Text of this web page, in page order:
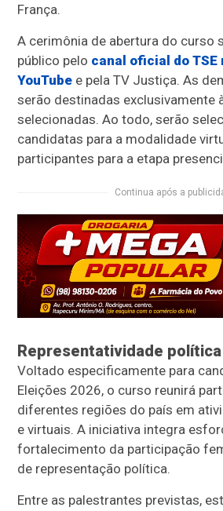
França.
A cerimônia de abertura do curso
público pelo canal oficial do TSE
YouTube e pela TV Justiça. As
serão destinadas exclusivamente
selecionadas. Ao todo, serão
candidatas para a modalidade
participantes para a etapa
Continua após a
Representatividade política
Voltado especificamente para
Eleições 2026, o curso reunirá
diferentes regiões do país em
e virtuais. A iniciativa integra
fortalecimento da participação
de representação política.
Entre as palestrantes previstas, est